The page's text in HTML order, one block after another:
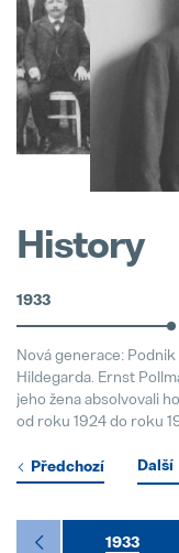
History
1933
Nová generace:
Hildegarda. Ernst
jeho žena absolvovali
od roku 1924 do roku
Předchozí Další
1933